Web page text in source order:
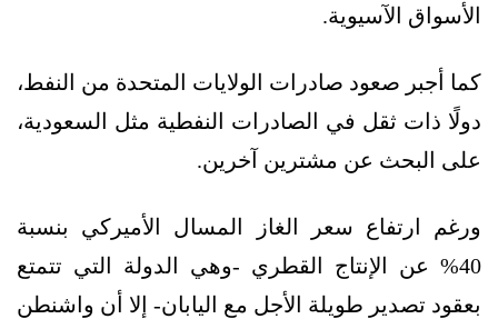
الأسواق الآسيوية.
كما أجبر صعود صادرات الولايات المتحدة من النفط،
دولًا ذات ثقل في الصادرات النفطية مثل السعودية،
على البحث عن مشترين آخرين.
ورغم ارتفاع سعر الغاز المسال الأميركي بنسبة
40% عن الإنتاج القطري -وهي الدولة التي تتمتع
بعقود تصدير طويلة الأجل مع اليابان- إلا أن واشنطن